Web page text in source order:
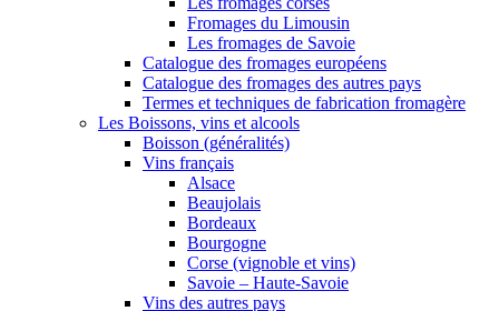
Fromages du Limousin
Les fromages de Savoie
Catalogue des fromages européens
Catalogue des fromages des autres pays
Termes et techniques de fabrication fromagère
Les Boissons, vins et alcools
Boisson (généralités)
Vins français
Alsace
Beaujolais
Bordeaux
Bourgogne
Corse (vignoble et vins)
Savoie – Haute-Savoie
Vins des autres pays